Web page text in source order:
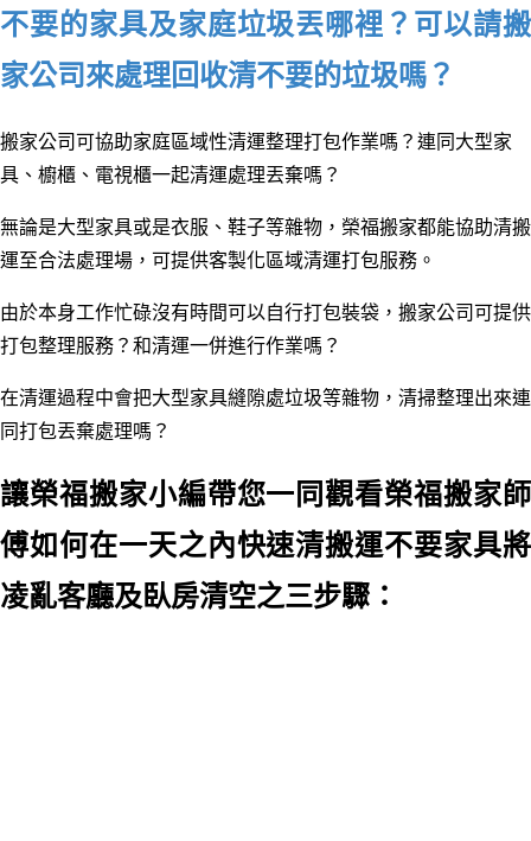
不要的家具及家庭垃圾丟哪裡？可以請搬
家公司來處理回收清不要的垃圾嗎？
搬家公司可協助家庭區域性清運整理打包作業嗎？連同大型家
具、櫥櫃、電視櫃一起清運處理丟棄嗎？
無論是大型家具或是衣服、鞋子等雜物，榮福搬家都能協助清搬
運至合法處理場，可提供客製化區域清運打包服務。
由於本身工作忙碌沒有時間可以自行打包裝袋，搬家公司可提供
打包整理服務？和清運一併進行作業嗎？
在清運過程中會把大型家具縫隙處垃圾等雜物，清掃整理出來連
同打包丟棄處理嗎？
讓榮福搬家小編帶您一同觀看榮福搬家師
傅如何在一天之內快速清搬運不要家具將
凌亂客廳及臥房清空之三步驟：